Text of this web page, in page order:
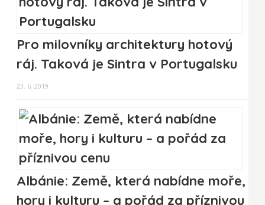
Pro milovníky architektury hotový
ráj. Taková je Sintra v Portugalsku
23. 6. 2019
Albánie: Země, která nabídne moře,
hory i kulturu – a pořád za příznivou